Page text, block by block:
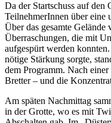
Da der Startschuss auf den
TeilnehmerInnen über eine
Über das gesamte Gelände
Überraschungen, die mit
aufgespürt werden
nötige Stärkung sorgte,
dem Programm. Nach
Bretter – und die
Am späten Nachmittag
in der Grotte, wo es mit